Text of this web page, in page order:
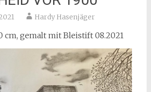
Hardy Hasenjäger
cm, gemalt mit Bleistift 08.2021